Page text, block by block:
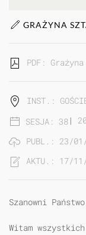
Szanowni
Witam
GRAŻYNA
PDF:
INST.:
SESJA: 38|
PUBL.: 23/
AKTU.: 17/